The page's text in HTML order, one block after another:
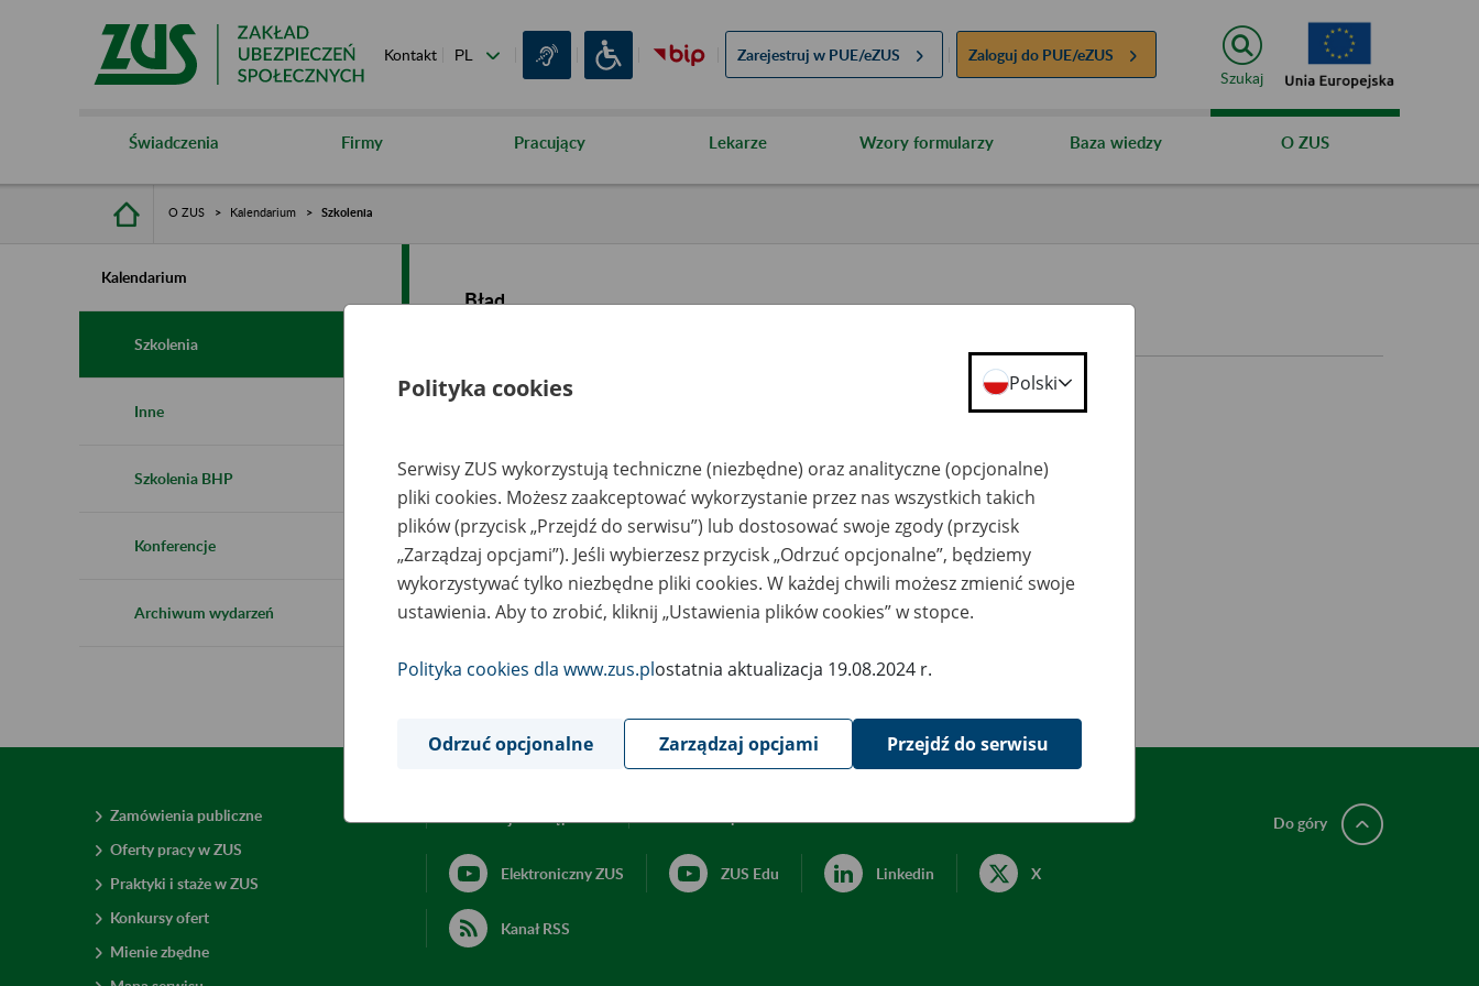
Kontakt Zarejestruj w PUE/eZUS Zaloguj do PUE/eZUS
Szukaj
Świadczenia Firmy Pracujący Lekarze Wzory formularzy Baza wiedzy O ZUS
O ZUS Kalendarium Szkolenia
Kalendarium
Szkolenia
Inne
Szkolenia BHP
Konferencje
Archiwum wydarzeń
Błąd
Zamówienia publiczne
Oferty pracy w ZUS
Praktyki i staże w ZUS
Konkursy ofert
Mienie zbędne
Elektroniczny ZUS ZUS Edu Linkedin X
Kanał RSS
Do góry
Polityka cookies Polski
Serwisy ZUS wykorzystują techniczne (niezbędne) oraz analityczne (opcjonalne)
pliki cookies. Możesz zaakceptować wykorzystanie przez nas wszystkich takich
plików (przycisk „Przejdź do serwisu”) lub dostosować swoje zgody (przycisk
„Zarządzaj opcjami”). Jeśli wybierzesz przycisk „Odrzuć opcjonalne”, będziemy
wykorzystywać tylko niezbędne pliki cookies. W każdej chwili możesz zmienić swoje
ustawienia. Aby to zrobić, kliknij „Ustawienia plików cookies” w stopce.
Polityka cookies dla www.zus.plostatnia aktualizacja 19.08.2024 r.
Odrzuć opcjonalne Zarządzaj opcjami Przejdź do serwisu